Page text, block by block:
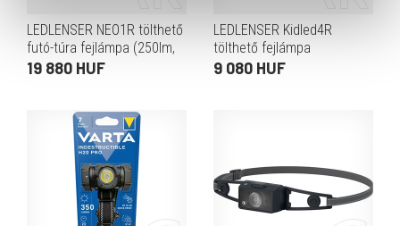
LEDLENSER NEO1R tölthető
futó-túra fejlámpa (250lm,
80m, Li-ion, Fekete/kék)
19 880 HUF
LEDLENSER Kidled4R
tölthető fejlámpa
gyerekeknek 40lm 1xLi-ion
9 080 HUF